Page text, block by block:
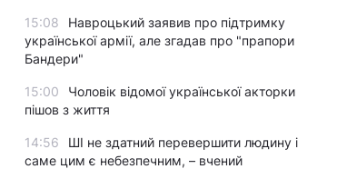
15:08
Навроцький заявив про підтримку
української армії, але згадав про "прапори
Бандери"
15:00
Чоловік відомої української акторки
пішов з життя
14:56
ШІ не здатний перевершити людину і
саме цим є небезпечним, – вчений